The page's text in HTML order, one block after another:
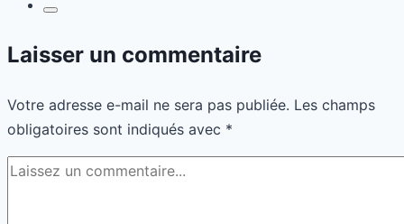
Laisser un commentaire
Votre adresse e-mail ne sera pas publiée. Les champs
obligatoires sont indiqués avec *